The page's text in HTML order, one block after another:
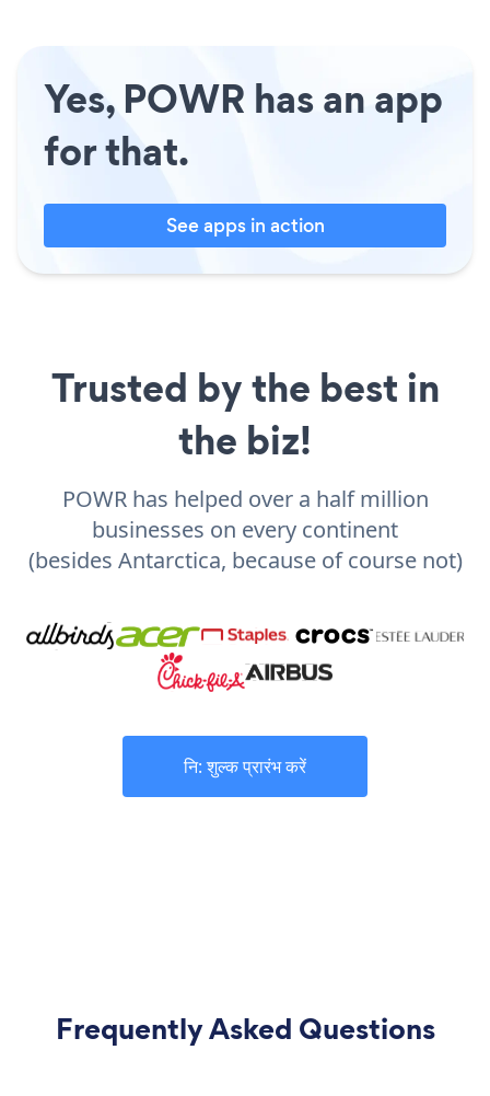
Yes, POWR has an app
for that.
See apps in action
Trusted by the best in
the biz!
POWR has helped over a half million
businesses on every continent
(besides Antarctica, because of course not)
नि: शुल्क प्रारंभ करें
Frequently Asked Questions